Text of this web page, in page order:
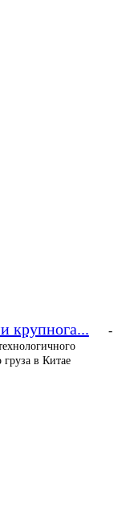
крупнога... -
груза в Китае